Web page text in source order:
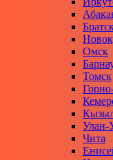
Омск
Томск
Улан-
Чита